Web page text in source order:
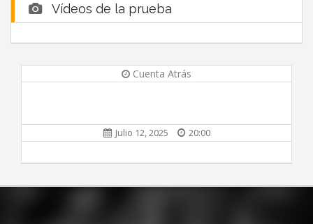
Vídeos de la prueba
Cuenta Atrás
Julio 12, 2025 20:00